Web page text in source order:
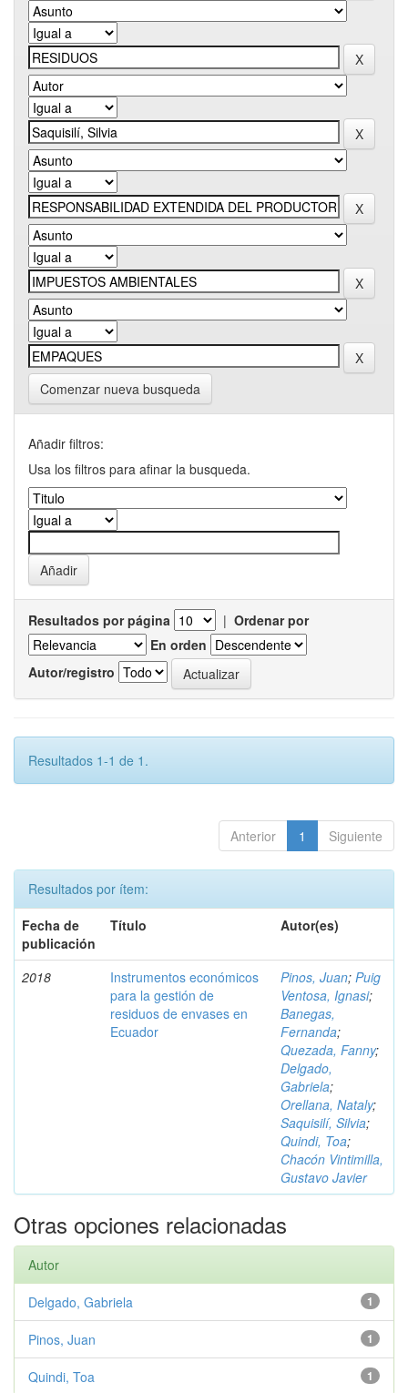
Comenzar nueva busqueda
Añadir filtros:
Usa los filtros para afinar la busqueda.
Resultados por página | Ordenar por
En orden
Autor/registro
Resultados 1-1 de 1.
Anterior 1 Siguiente
Resultados por ítem:
Fecha de
publicación
Título Autor(es)
2018
Instrumentos económicos
para la gestión de
residuos de envases en
Ecuador
Pinos, Juan; Puig
Ventosa, Ignasi;
Banegas,
Fernanda;
Quezada, Fanny;
Delgado,
Gabriela;
Orellana, Nataly;
Saquisilí, Silvia;
Quindi, Toa;
Chacón Vintimilla,
Gustavo Javier
Otras opciones relacionadas
Autor
1
Delgado, Gabriela
1
Pinos, Juan
1
Quindi, Toa